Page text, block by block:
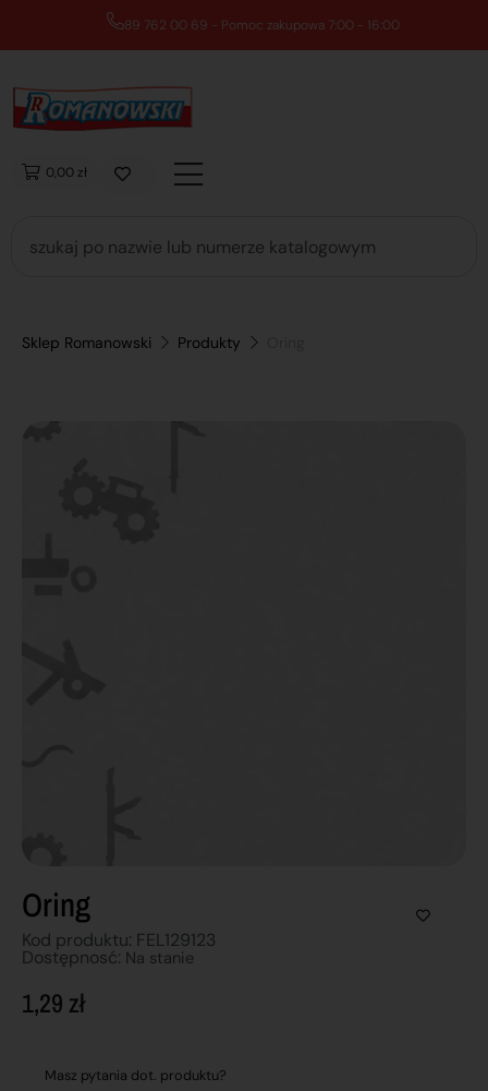
89 762 00 69 - Pomoc zakupowa 7:00 - 16:00
0,00 zł
Sklep Romanowski Produkty
Oring
Kod produktu: FEL129123
Dostępnosć: Na stanie
1,29 zł
Masz pytania dot. produktu?